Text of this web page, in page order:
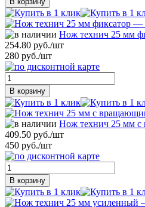
Нож технич 25 мм
254.80 руб./шт
280 руб./шт
В корзину
Нож технич 25 мм
409.50 руб./шт
450 руб./шт
В корзину